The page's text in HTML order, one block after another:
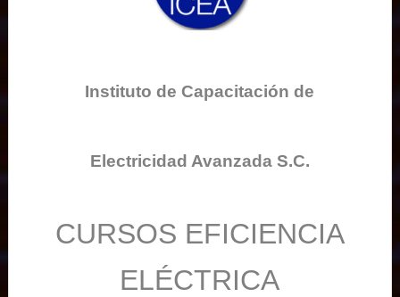
Instituto de Capacitación de
Electricidad Avanzada S.C.
CURSOS EFICIENCIA
ELÉCTRICA